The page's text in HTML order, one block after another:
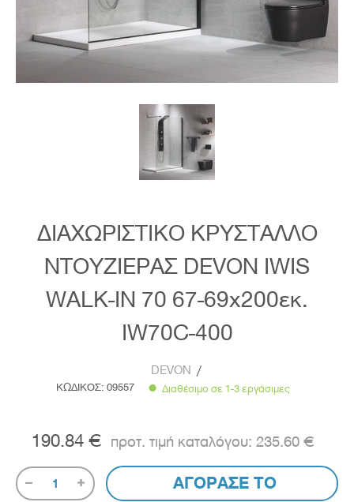
ΔΙΑΧΩΡΙΣΤΙΚΟ ΚΡΥΣΤΑΛΛΟ
ΝΤΟΥΖΙΕΡΑΣ DEVON IWIS
WALK-IN 70 67-69x200εκ.
IW70C-400
DEVON /
ΚΩΔΙΚΟΣ: 09557 Διαθέσιμο σε 1-3 εργάσιμες
190.84 € 235.60 €
1 ΑΓΟΡΑΣΕ ΤΟ